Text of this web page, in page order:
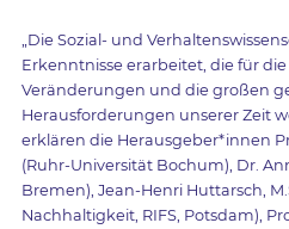
„Die Sozial- und
Erkenntnisse erarbeitet, die für
Veränderungen und die großen
Herausforderungen unserer Zeit
erklären die Herausgeber*innen
(Ruhr-Universität Bochum), Dr.
Bremen), Jean-Henri Huttarsch,
Nachhaltigkeit, RIFS, Potsdam),